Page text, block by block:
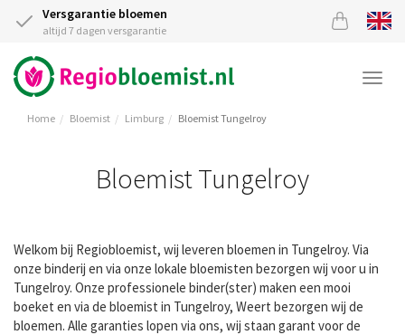
Versgarantie bloemen
altijd 7 dagen versgarantie
Home Bloemist Limburg Bloemist Tungelroy
Bloemist Tungelroy
Welkom bij Regiobloemist, wij leveren bloemen in Tungelroy. Via
onze binderij en via onze lokale bloemisten bezorgen wij voor u in
Tungelroy. Onze professionele binder(ster) maken een mooi
boeket en via de bloemist in Tungelroy, Weert bezorgen wij de
bloemen. Alle garanties lopen via ons, wij staan garant voor de